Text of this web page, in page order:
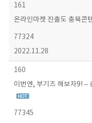
161
온라인마켓 진출도 충북콘
77324
2022.11.28
160
이번엔, 부기즈 해보자9! –
77345